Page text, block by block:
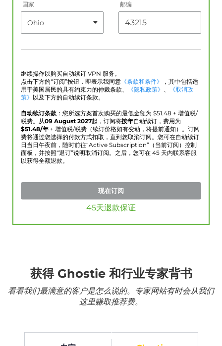
国家 邮编
继续操作以购买自动续订 VPN 服务。
点击下方的“订阅”按钮，即表示我同意 《条款和条件》
，其中包括适
用于美国居民的具有约束力的仲裁条款、
《隐私政策》 、
《取消政
策》 以及下方的自动续订条款。
自动续订条款 ：您所选方案首次购买的最低金额为 $51.48 + 增值税/
税费。从09 August 2027起，订阅将按年自动续订，费用为
$51.48/年 + 增值税/税费（续订价格如有变动，将提前通知）。订阅
费将通过您选择的付款方式扣取，直到您取消订阅。您可在自动续订
日当日午夜前，随时前往“Active Subscription”（当前订阅）控制
面板，并按照“退订”说明取消订阅。之后，您可在 45 天内联系客服
以获得全额退款。
现在订阅
45天退款保证
获得 Ghostie 和行业专家背书
看看我们最满意的客户是怎么说的。专家网站有时会从我们
这里赚取推荐费。